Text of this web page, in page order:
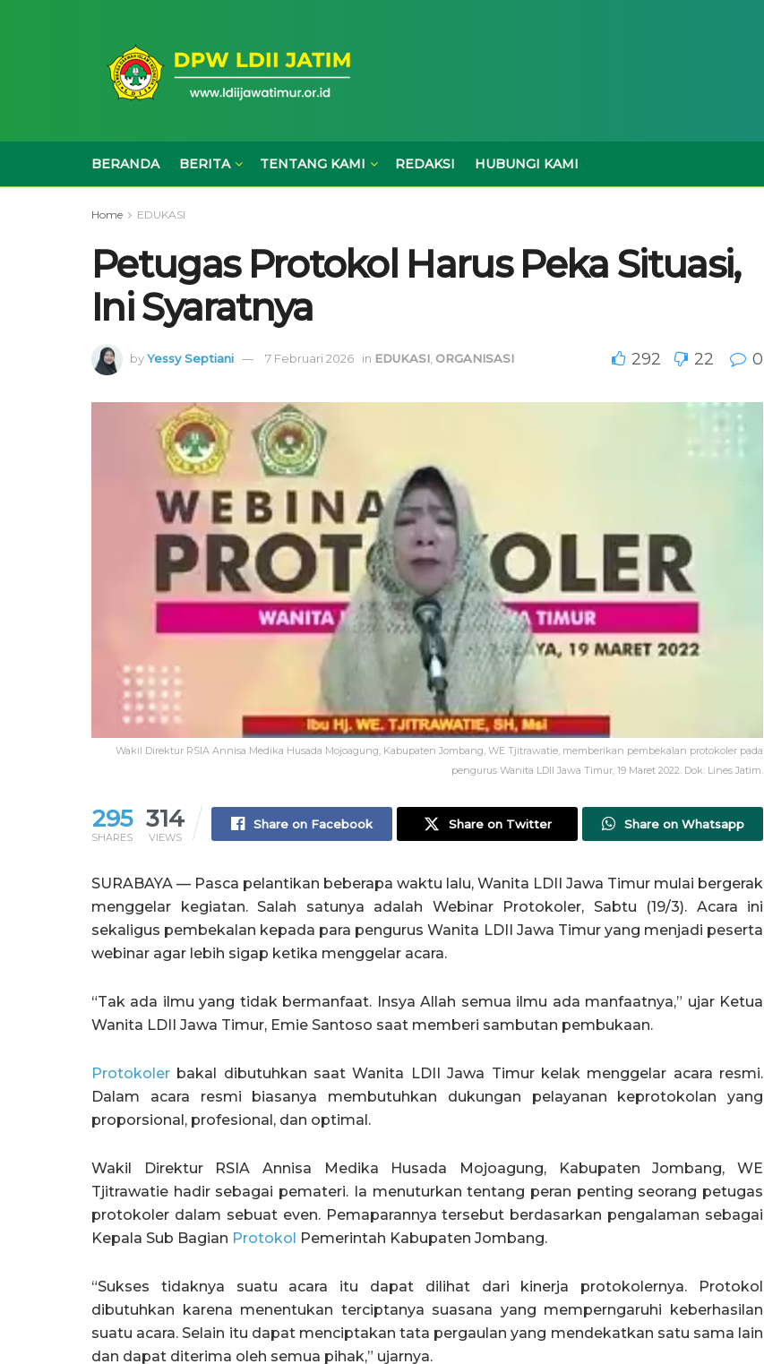
BERANDA BERITA TENTANG KAMI REDAKSI HUBUNGI KAMI
Home EDUKASI
Petugas Protokol Harus Peka Situasi,
Ini Syaratnya
byYessy Septiani 7 Februari 2026 in EDUKASI ORGANISASI 292 22 0
Wakil Direktur RSIA Annisa Medika Husada Mojoagung, Kabupaten Jombang, WE Tjitrawatie, memberikan pembekalan protokoler pada
pengurus Wanita LDII Jawa Timur, 19 Maret 2022. Dok: Lines Jatim.
295
SHARES
314
VIEWS
Share on Facebook Share on Twitter Share on Whatsapp
SURABAYA — Pasca pelantikan beberapa waktu lalu, Wanita LDII Jawa Timur mulai bergerak
menggelar kegiatan. Salah satunya adalah Webinar Protokoler, Sabtu (19/3). Acara ini
sekaligus pembekalan kepada para pengurus Wanita LDII Jawa Timur yang menjadi peserta
webinar agar lebih sigap ketika menggelar acara.
“Tak ada ilmu yang tidak bermanfaat. Insya Allah semua ilmu ada manfaatnya,” ujar Ketua
Wanita LDII Jawa Timur, Emie Santoso saat memberi sambutan pembukaan.
Protokoler bakal dibutuhkan saat Wanita LDII Jawa Timur kelak menggelar acara resmi.
Dalam acara resmi biasanya membutuhkan dukungan pelayanan keprotokolan yang
proporsional, profesional, dan optimal.
Wakil Direktur RSIA Annisa Medika Husada Mojoagung, Kabupaten Jombang, WE
Tjitrawatie hadir sebagai pemateri. Ia menuturkan tentang peran penting seorang petugas
protokoler dalam sebuat even. Pemaparannya tersebut berdasarkan pengalaman sebagai
Kepala Sub Bagian Protokol Pemerintah Kabupaten Jombang.
“Sukses tidaknya suatu acara itu dapat dilihat dari kinerja protokolernya. Protokol
dibutuhkan karena menentukan terciptanya suasana yang memperngaruhi keberhasilan
suatu acara. Selain itu dapat menciptakan tata pergaulan yang mendekatkan satu sama lain
dan dapat diterima oleh semua pihak,” ujarnya.